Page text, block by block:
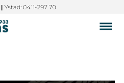
| Ystad: 0411-297 70